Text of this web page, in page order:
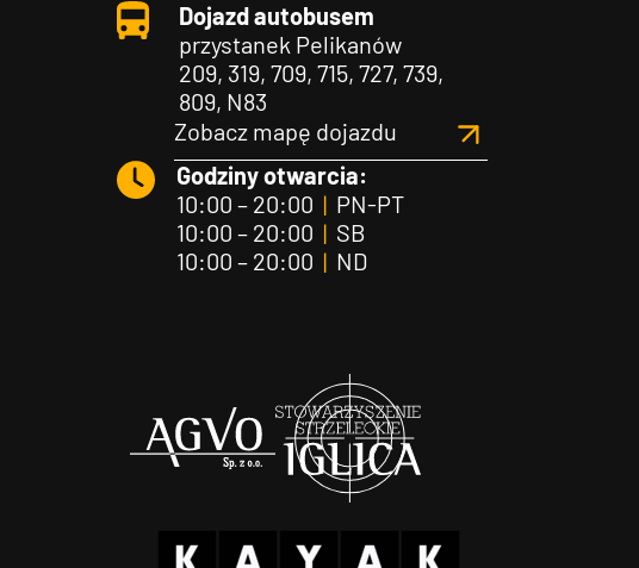
Dojazd autobusem
przystanek Pelikanów
209, 319, 709, 715, 727, 739,
809, N83
Zobacz mapę dojazdu
Godziny otwarcia:
10:00 – 20:00 |PN-PT
10:00 – 20:00 |SB
10:00 – 20:00 |ND
Agvo Iglica